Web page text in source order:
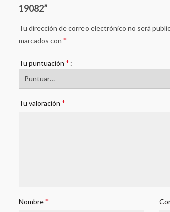
19082”
Tu dirección de correo electrónico no será
marcados con *
Tu puntuación *
Tu valoración *
Nombre*